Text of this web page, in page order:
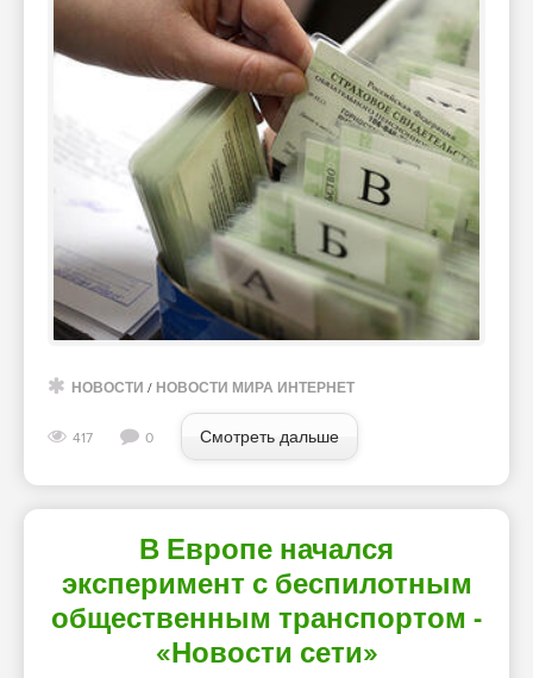
НОВОСТИ / НОВОСТИ МИРА ИНТЕРНЕТ
417 0 Смотреть дальше
В Европе начался
эксперимент с беспилотным
общественным транспортом -
«Новости сети»